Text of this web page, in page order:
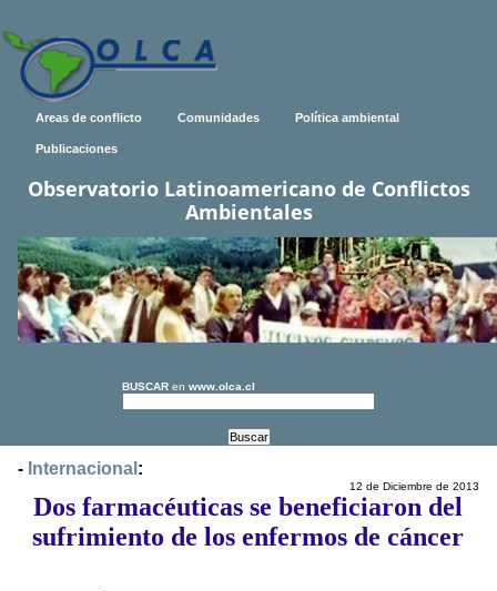
Areas de conflicto Comunidades Política ambiental
Publicaciones
Observatorio Latinoamericano de Conflictos
Ambientales
BUSCAR en www.olca.cl
- Internacional :
12 de Diciembre de 2013
Dos farmacéuticas se beneficiaron del
sufrimiento de los enfermos de cáncer